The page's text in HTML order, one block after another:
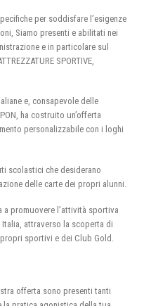
per soddisfare l’esigenze
Siamo presenti e abilitati nei
e in particolare sul
SPORTIVE,
e, consapevole delle
ha costruito un’offerta
personalizzabile con i loghi
scolastici che desiderano
delle carte dei propri alunni.
a promuovere l’attività sportiva
attraverso la scoperta di
sportivi e dei Club Gold.
offerta sono presenti tanti